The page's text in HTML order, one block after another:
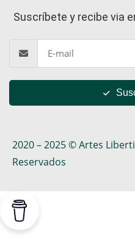
Suscríbete y recibe via
2020 – 2025 © Artes
Reservados